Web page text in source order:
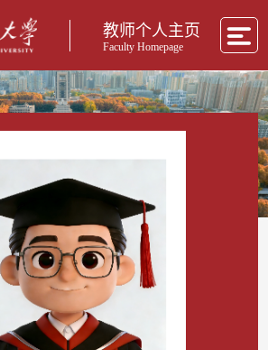
教师个人主页
Faculty Homepage